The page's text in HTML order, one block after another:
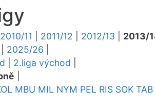
2010/11 2011/12 2012/13 2013/
2025/26
2.liga východ
MBU MIL NYM PEL RIS SOK TAB